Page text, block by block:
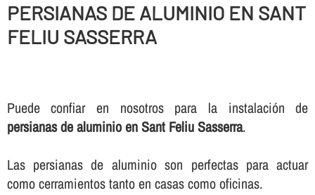
PERSIANAS DE ALUMINIO EN SANT
FELIU SASSERRA
Puede confiar en nosotros para la instalación de
persianas de aluminio en Sant Feliu Sasserra.
Las persianas de aluminio son perfectas para actuar
como cerramientos tanto en casas como oficinas.